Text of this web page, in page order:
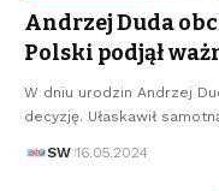
Andrzej Duda
Polski podjął
W dniu urodzin Andrzej
decyzję. Ułaskawił
SW 16.05.2024